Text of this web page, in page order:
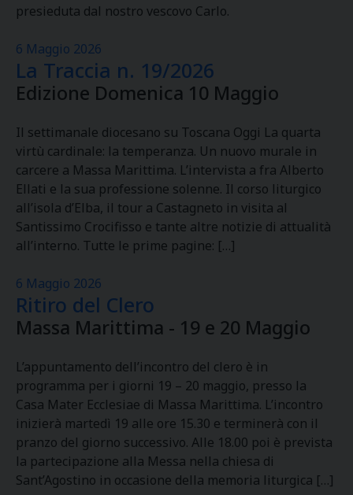
presieduta dal nostro vescovo Carlo.
6 Maggio 2026
La Traccia n. 19/2026
Edizione Domenica 10 Maggio
Il settimanale diocesano su Toscana Oggi La quarta
virtù cardinale: la temperanza. Un nuovo murale in
carcere a Massa Marittima. L’intervista a fra Alberto
Ellati e la sua professione solenne. Il corso liturgico
all’isola d’Elba, il tour a Castagneto in visita al
Santissimo Crocifisso e tante altre notizie di attualità
all’interno. Tutte le prime pagine: […]
6 Maggio 2026
Ritiro del Clero
Massa Marittima - 19 e 20 Maggio
L’appuntamento dell’incontro del clero è in
programma per i giorni 19 – 20 maggio, presso la
Casa Mater Ecclesiae di Massa Marittima. L’incontro
inizierà martedì 19 alle ore 15.30 e terminerà con il
pranzo del giorno successivo. Alle 18.00 poi è prevista
la partecipazione alla Messa nella chiesa di
Sant’Agostino in occasione della memoria liturgica […]